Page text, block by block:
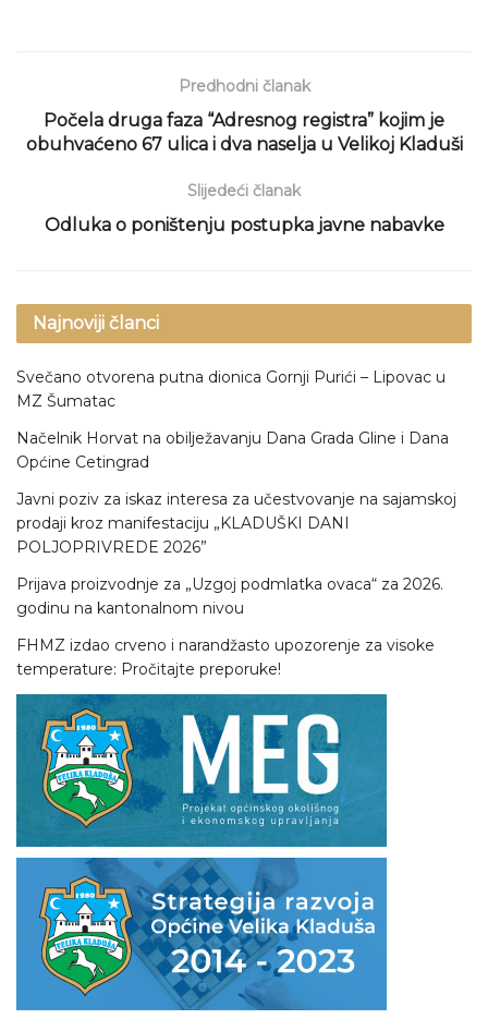
Predhodni članak
Počela druga faza “Adresnog registra” kojim je
obuhvaćeno 67 ulica i dva naselja u Velikoj Kladuši
Slijedeći članak
Odluka o poništenju postupka javne nabavke
Najnoviji članci
Svečano otvorena putna dionica Gornji Purići – Lipovac u
MZ Šumatac
Načelnik Horvat na obilježavanju Dana Grada Gline i Dana
Općine Cetingrad
Javni poziv za iskaz interesa za učestvovanje na sajamskoj
prodaji kroz manifestaciju „KLADUŠKI DANI
POLJOPRIVREDE 2026”
Prijava proizvodnje za „Uzgoj podmlatka ovaca“ za 2026.
godinu na kantonalnom nivou
FHMZ izdao crveno i narandžasto upozorenje za visoke
temperature: Pročitajte preporuke!